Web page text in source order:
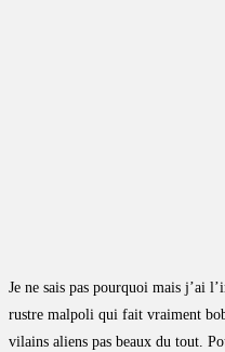
Je ne sais pas pourquoi mais j’ai
rustre malpoli qui fait vraiment
vilains aliens pas beaux du tout.